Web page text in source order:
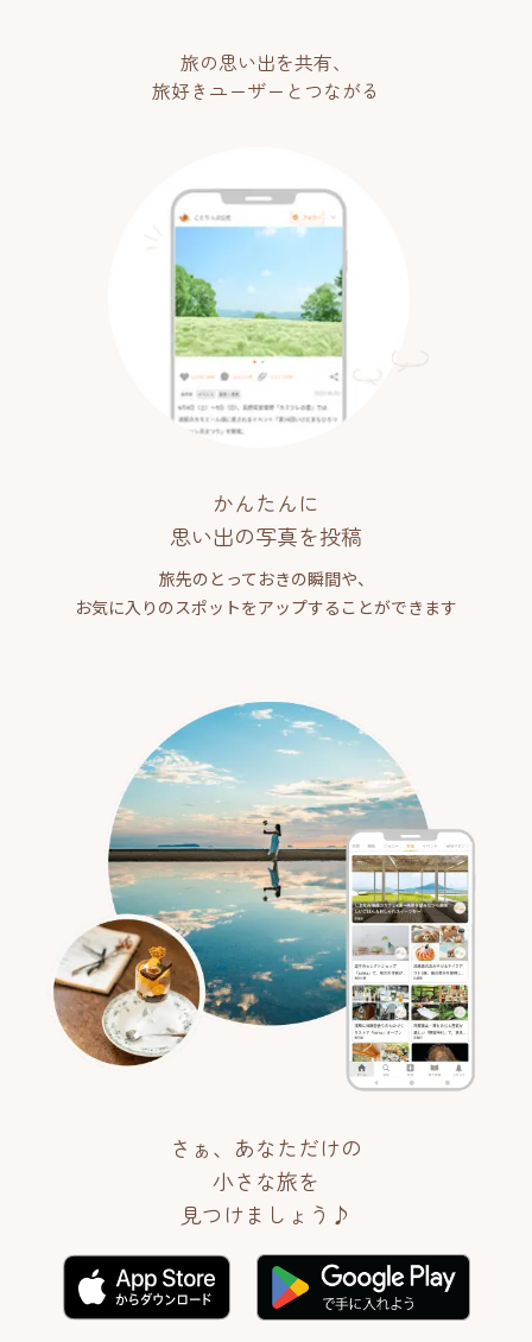
旅の思い出を共有、
旅好きユーザーとつながる
かんたんに
思い出の写真を投稿
旅先のとっておきの瞬間や、
お気に入りのスポットをアップすることができます
さぁ、あなただけの
小さな旅を
見つけましょう♪